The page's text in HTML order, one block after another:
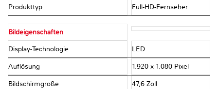
Produkttyp Full-HD-Fernseher
Bildeigenschaften
Display-Technologie LED
Auflösung 1.920 x 1.080 Pixel
Bildschirmgröße 47,6 Zoll